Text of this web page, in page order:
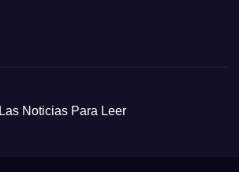
Las Noticias Para Leer